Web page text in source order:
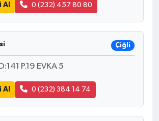
Al 0 (232) 457 80 80
Çiğli
P.19 EVKA 5
Al 0 (232) 384 14 74